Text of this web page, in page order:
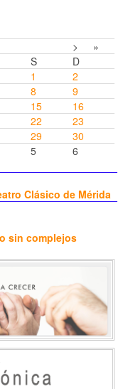
>
»
S
D
1
2
8
9
15
16
22
23
29
30
5 6
Clásico de Mérida
sin complejos